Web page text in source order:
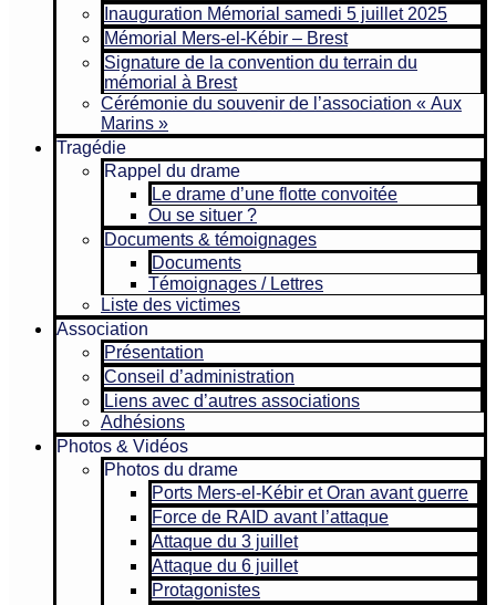
Inauguration Mémorial samedi 5 juillet 2025
Mémorial Mers-el-Kébir – Brest
Signature de la convention du terrain du
mémorial à Brest
Cérémonie du souvenir de l’association « Aux
Marins »
Tragédie
Rappel du drame
Le drame d’une flotte convoitée
Ou se situer ?
Documents & témoignages
Documents
Témoignages / Lettres
Liste des victimes
Association
Présentation
Conseil d’administration
Liens avec d’autres associations
Adhésions
Photos & Vidéos
Photos du drame
Ports Mers-el-Kébir et Oran avant guerre
Force de RAID avant l’attaque
Attaque du 3 juillet
Attaque du 6 juillet
Protagonistes